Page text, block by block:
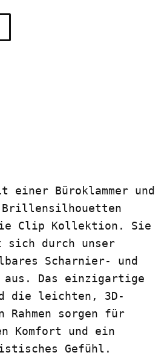
einer Büroklammer und
Clip Kollektion. Sie
sich durch unser
Scharnier- und
aus. Das einzigartige
die leichten, 3D-
Rahmen sorgen für
Komfort und ein
Gefühl.